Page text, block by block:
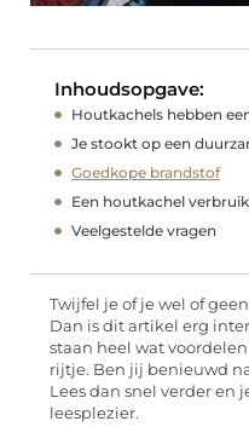
Inhoudsopgave:
Houtkachels hebben
Je stookt op een
Goedkope brandstof
Een houtkachel
Veelgestelde vragen
Twijfel je of je wel of
Dan is dit artikel erg
staan heel wat
rijtje. Ben jij benieuwd
Lees dan snel verder en
leesplezier.